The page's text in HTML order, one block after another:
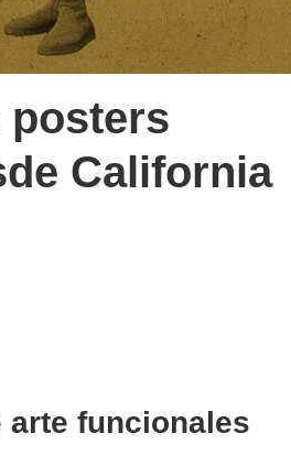
posters
California
arte funcionales